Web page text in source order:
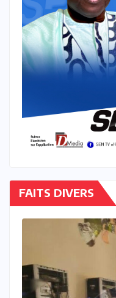
FAITS DIVERS